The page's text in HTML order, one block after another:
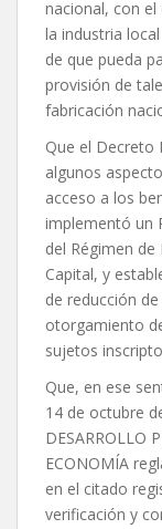
nacional, con
la industria
de que pueda
provisión de
fabricación
Que el Decreto
algunos
acceso a los
implementó un
del Régimen
Capital, y
de reducción
otorgamiento
sujetos
Que, en ese
14 de octubre
DESARROLLO
ECONOMÍA
en el citado
verificación y